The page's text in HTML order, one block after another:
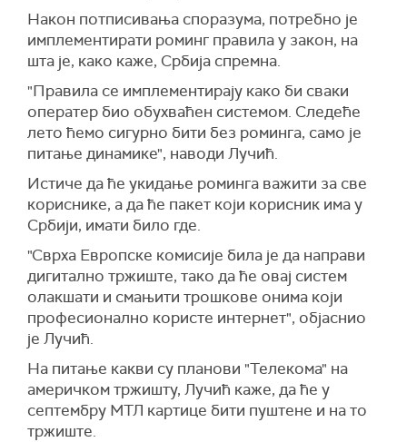
Након потписивања споразума, потребно је
имплементирати роминг правила у закон, на
шта је, како каже, Србија спремна.
"Правила се имплементирају како би сваки
оператер био обухваћен системом. Следеће
лето ћемо сигурно бити без роминга, само је
питање динамике", наводи Лучић.
Истиче да ће укидање роминга важити за све
кориснике, а да ће пакет који корисник има у
Србији, имати било где.
"Сврха Европске комисије била је да направи
дигитално тржиште, тако да ће овај систем
олакшати и смањити трошкове онима који
професионално користе интернет", објаснио
је Лучић.
На питање какви су планови "Телекома" на
америчком тржишту, Лучић каже, да ће у
септембру МТЛ картице бити пуштене и на то
тржиште.